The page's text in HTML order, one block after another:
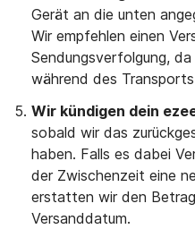
Gerät an die unten
Wir empfehlen einen
Sendungsverfolgung,
während des
Wir kündigen dein
sobald wir das
haben. Falls es dabei
der Zwischenzeit eine
erstatten wir den
Versanddatum.